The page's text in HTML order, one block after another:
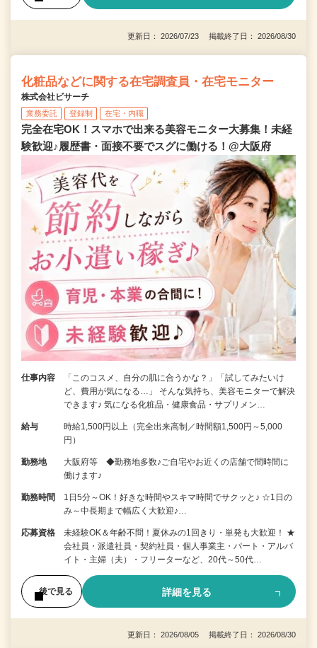
更新日： 2026/07/23 掲載終了日： 2026/08/30
化粧品などに関する在宅調査員・在宅モニター
株式会社ビサーチ
業務委託 登録制 在宅・内職
完全在宅OK！スマホで出来る美容モニター大募集！未経
験歓迎♪履歴書・面接不要でスグに働ける！@大阪府
仕事内容
「このコスメ、自分の肌に合うかな？」「試してみたいけ
ど、費用が気になる…」 そんな気持ち、美容モニターで解決
できます♪ 気になる化粧品・健康食品・サプリメン…
給与
時給1,500円以上（完全出来高制／時間額1,500円～5,000
円）
勤務地
大阪府等 ◆勤務地多数♪ご自宅やお近くの店舗で間時間に
働けます♪
勤務時間
1日5分～OK！好きな時間やスキマ時間でサクッと♪ ☆1日の
み～中長期まで幅広く大歓迎♪…
応募資格
未経験OK＆年齢不問！夏休みの1回きり・単発も大歓迎！ ★
会社員・派遣社員・契約社員・個人事業主・パート・アルバ
イト・主婦（夫）・フリーターなど、20代～50代…
後で見る 詳細を見る
更新日： 2026/08/05 掲載終了日： 2026/08/30